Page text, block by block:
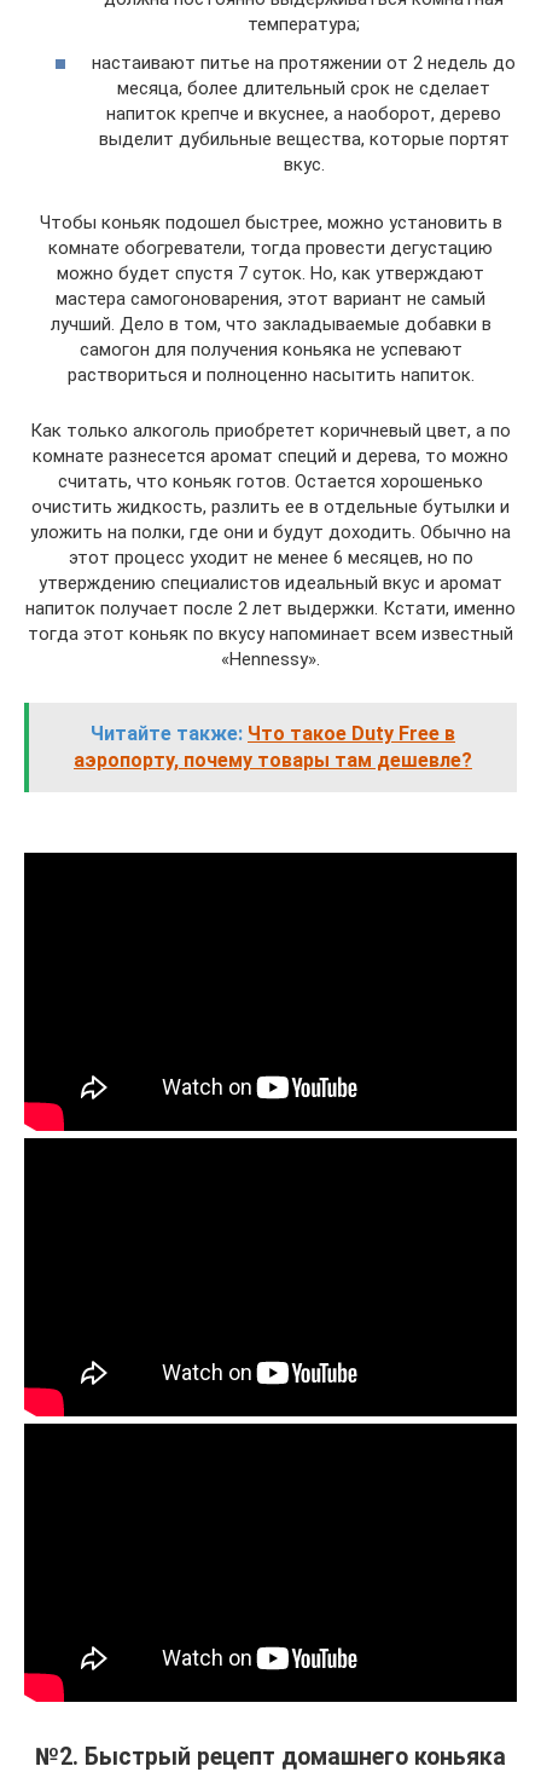
температура;
настаивают питье на протяжении от 2 недель до
месяца, более длительный срок не сделает
напиток крепче и вкуснее, а наоборот, дерево
выделит дубильные вещества, которые портят
вкус.
Чтобы коньяк подошел быстрее, можно установить в
комнате обогреватели, тогда провести дегустацию
можно будет спустя 7 суток. Но, как утверждают
мастера самогоноварения, этот вариант не самый
лучший. Дело в том, что закладываемые добавки в
самогон для получения коньяка не успевают
раствориться и полноценно насытить напиток.
Как только алкоголь приобретет коричневый цвет, а по
комнате разнесется аромат специй и дерева, то можно
считать, что коньяк готов. Остается хорошенько
очистить жидкость, разлить ее в отдельные бутылки и
уложить на полки, где они и будут доходить. Обычно на
этот процесс уходит не менее 6 месяцев, но по
утверждению специалистов идеальный вкус и аромат
напиток получает после 2 лет выдержки. Кстати, именно
тогда этот коньяк по вкусу напоминает всем известный
«Hennessy».
Читайте также: Что такое Duty Free в
аэропорту, почему товары там дешевле?
№2. Быстрый рецепт домашнего коньяка